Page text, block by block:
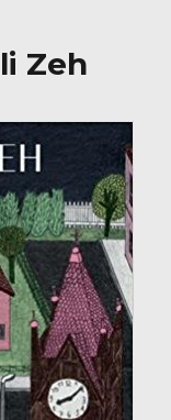
–
Zeh